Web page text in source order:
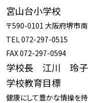
宮山台小学校
〒590-0101 大阪府堺市
TEL 072-297-0515
FAX 072-297-0594
学校長 江川 玲子
学校教育目標
健康にして豊かな情操を